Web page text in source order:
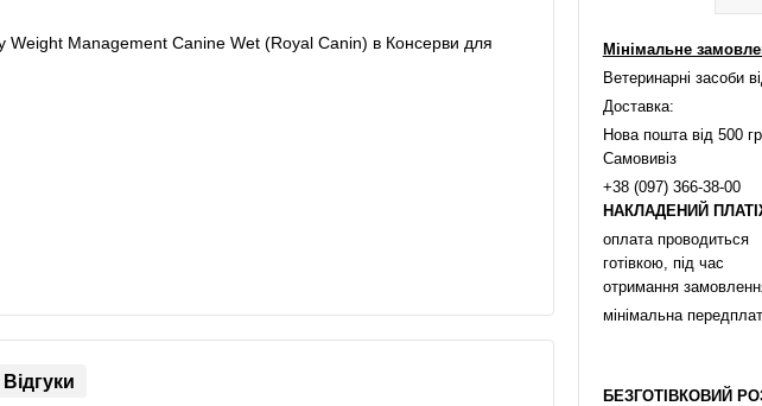
Відгуки
Мінімальне
Ветеринарні засоби
Доставка:
Нова пошта від 500
Самовивіз
+38 (097) 366-38-00
НАКЛАДЕНИЙ
оплата проводиться
готівкою, під час
отримання
мінімальна
БЕЗГОТІВКОВИЙ